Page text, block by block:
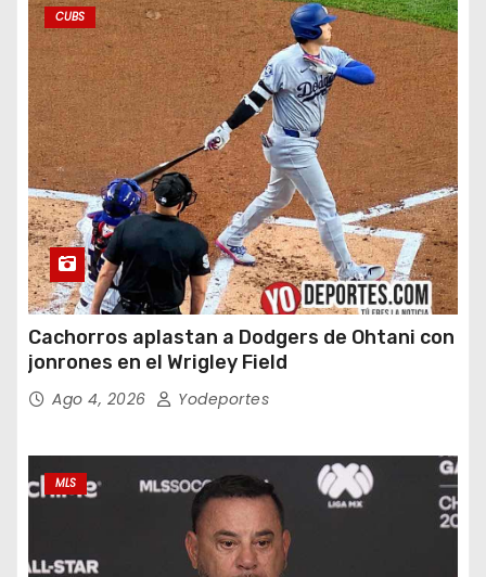
CUBS
Cachorros aplastan a Dodgers de Ohtani con
jonrones en el Wrigley Field
Ago 4, 2026 Yodeportes
MLS